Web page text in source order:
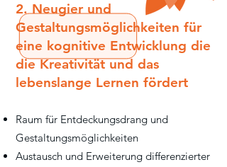
2. Neugier und
Gestaltungsmöglichkeiten für
eine kognitive Entwicklung die
die Kreativität und das
lebenslange Lernen fördert
Raum für Entdeckungsdrang und
Gestaltungsmöglichkeiten
Austausch und Erweiterung differenzierter